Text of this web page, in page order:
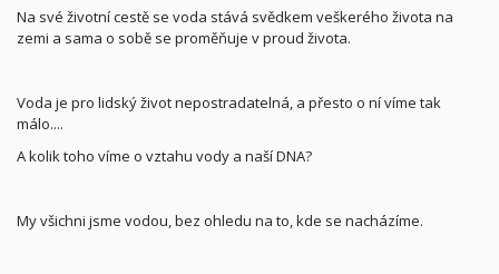
Na své životní cestě se voda stává svědkem veškerého života na
zemi a sama o sobě se proměňuje v proud života.
Voda je pro lidský život nepostradatelná, a přesto o ní víme tak
málo....
A kolik toho víme o vztahu vody a naší DNA?
My všichni jsme vodou, bez ohledu na to, kde se nacházíme.